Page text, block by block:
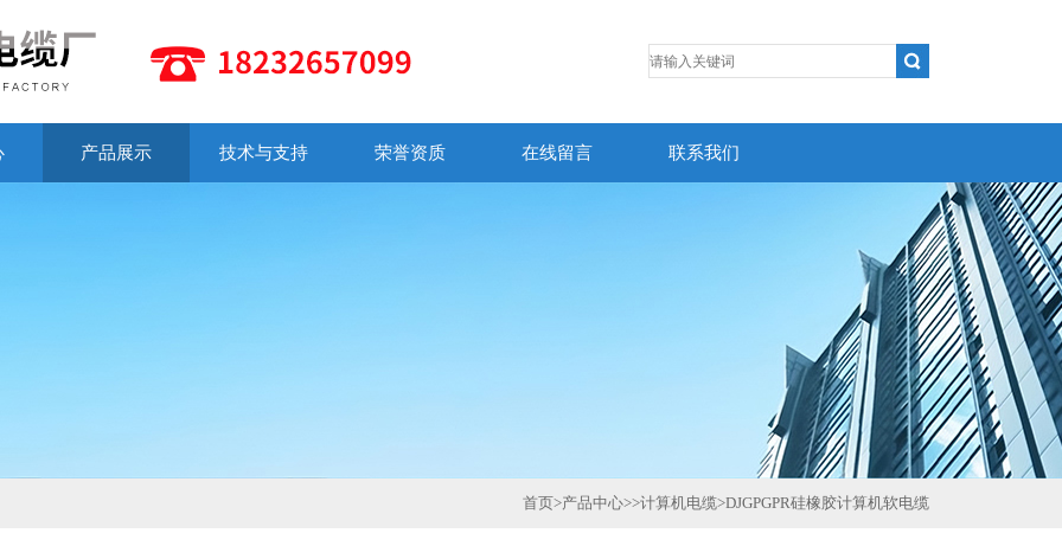
产品展示 技术与支持 荣誉资质 在线留言 联系我们
首页>产品中心>>计算机电缆>DJGPGPR硅橡胶计算机软电缆